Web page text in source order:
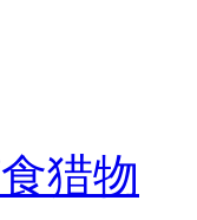
猎物